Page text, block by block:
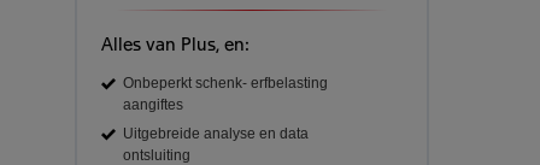
Alles van Plus, en:
Onbeperkt schenk- erfbelasting
aangiftes
Uitgebreide analyse en data
ontsluiting